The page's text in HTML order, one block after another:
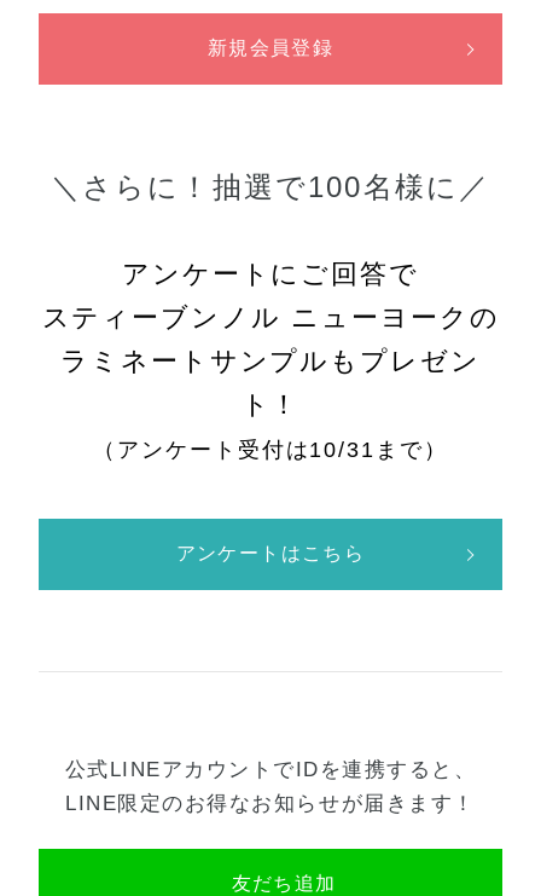
新規会員登録
＼さらに！抽選で100名様に／
アンケートにご回答で
スティーブンノル ニューヨークの
ラミネートサンプルもプレゼン
ト！
（アンケート受付は10/31まで）
アンケートはこちら
公式LINEアカウントでIDを連携すると、
LINE限定のお得なお知らせが届きます！
友だち追加